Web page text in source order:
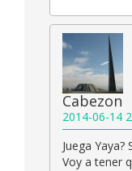
Cabezon
2014-06-14
Juega
Voy a tener